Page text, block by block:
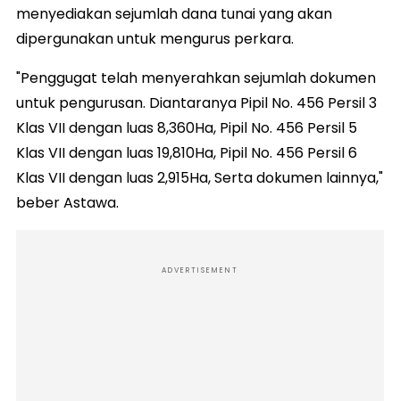
menyediakan sejumlah dana tunai yang akan
dipergunakan untuk mengurus perkara.
"Penggugat telah menyerahkan sejumlah dokumen
untuk pengurusan. Diantaranya Pipil No. 456 Persil 3
Klas VII dengan luas 8,360Ha, Pipil No. 456 Persil 5
Klas VII dengan luas 19,810Ha, Pipil No. 456 Persil 6
Klas VII dengan luas 2,915Ha, Serta dokumen lainnya,"
beber Astawa.
ADVERTISEMENT